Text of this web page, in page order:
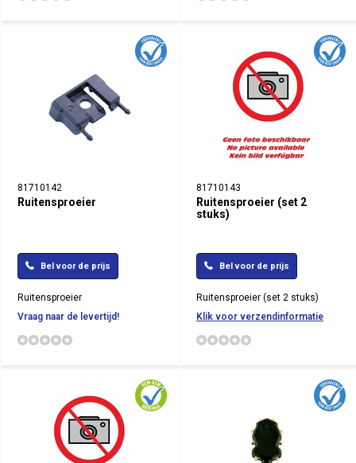
81710142
Ruitensproeier
Bel voor de prijs
Ruitensproeier
Vraag naar de levertijd!
81710143
Ruitensproeier (set 2
stuks)
Bel voor de prijs
Ruitensproeier (set 2 stuks)
Klik voor verzendinformatie